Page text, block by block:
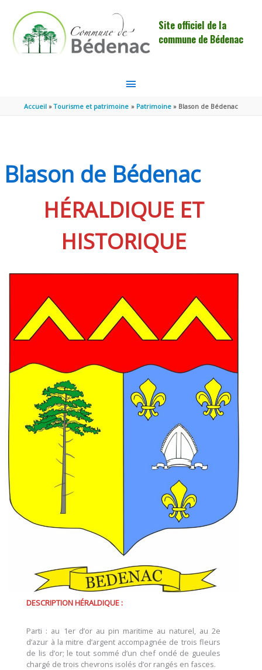
Site officiel de la
commune de Bédenac
MENU
PRINCIPAL
Accueil Tourisme et patrimoine Patrimoine Blason de Bédenac
Blason de Bédenac
HÉRALDIQUE ET
HISTORIQUE
DESCRIPTION HÉRALDIQUE :
Parti : au 1er d’or au pin maritime au naturel, au 2e
d’azur à la mitre d’argent accompagnée de trois fleurs
de lis d’or; le tout sommé d’un chef ondé de gueules
chargé de trois chevrons isolés d’or rangés en fasces.